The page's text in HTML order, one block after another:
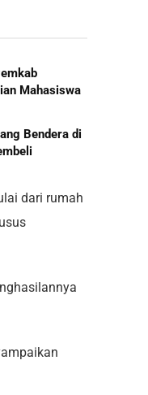
Mahasiswa
Bendera di
dari rumah